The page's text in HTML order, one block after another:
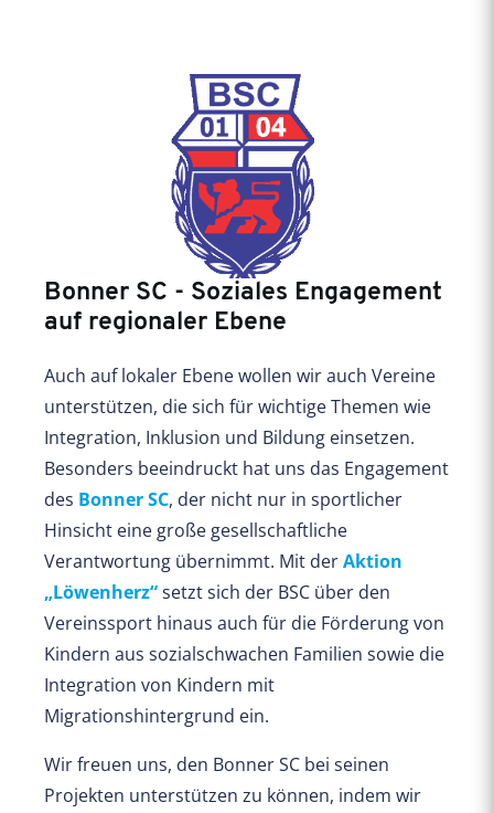
Bonner SC - Soziales Engagement
auf regionaler Ebene
Auch auf lokaler Ebene wollen wir auch Vereine
unterstützen, die sich für wichtige Themen wie
Integration, Inklusion und Bildung einsetzen.
Besonders beeindruckt hat uns das Engagement
des Bonner SC, der nicht nur in sportlicher
Hinsicht eine große gesellschaftliche
Verantwortung übernimmt. Mit derAktion
„Löwenherz“setzt sich der BSC über den
Vereinssport hinaus auch für die Förderung von
Kindern aus sozialschwachen Familien sowie die
Integration von Kindern mit
Migrationshintergrund ein.
Wir freuen uns, den Bonner SC bei seinen
Projekten unterstützen zu können, indem wir